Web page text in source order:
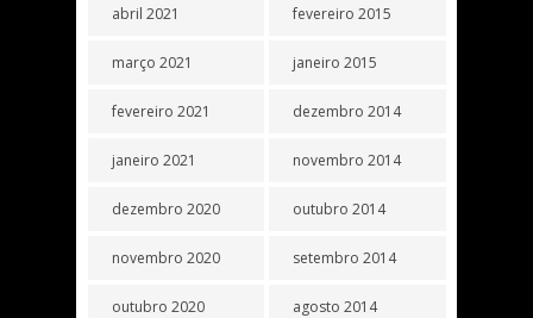
abril 2021
março 2021
fevereiro 2021
janeiro 2021
dezembro 2020
novembro 2020
outubro 2020
fevereiro 2015
janeiro 2015
dezembro 2014
novembro 2014
outubro 2014
setembro 2014
agosto 2014